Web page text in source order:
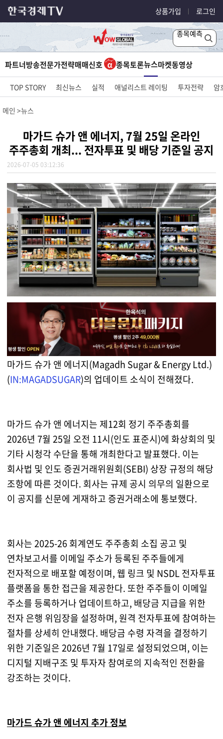
상품가입 로그인
종목예측
파트너방송전문가전략매매신호 종목토론뉴스마켓동영상
TOP STORY 최신뉴스 실적 애널리스트 레이팅 투자전략 암
메인 뉴스
마가드 슈가 앤 에너지, 7월 25일 온라인
주주총회 개최... 전자투표 및 배당 기준일 공지
2026-07-05 03:12:36
마가드 슈가 앤 에너지(Magadh Sugar & Energy Ltd.)
(IN:MAGADSUGAR)의 업데이트 소식이 전해졌다.
마가드 슈가 앤 에너지는 제12회 정기 주주총회를
2026년 7월 25일 오전 11시(인도 표준시)에 화상회의 및
기타 시청각 수단을 통해 개최한다고 발표했다. 이는
회사법 및 인도 증권거래위원회(SEBI) 상장 규정의 해당
조항에 따른 것이다. 회사는 규제 공시 의무의 일환으로
이 공지를 신문에 게재하고 증권거래소에 통보했다.
회사는 2025-26 회계연도 주주총회 소집 공고 및
연차보고서를 이메일 주소가 등록된 주주들에게
전자적으로 배포할 예정이며, 웹 링크 및 NSDL 전자투표
플랫폼을 통한 접근을 제공한다. 또한 주주들이 이메일
주소를 등록하거나 업데이트하고, 배당금 지급을 위한
전자 은행 위임장을 설정하며, 원격 전자투표에 참여하는
절차를 상세히 안내했다. 배당금 수령 자격을 결정하기
위한 기준일은 2026년 7월 17일로 설정되었으며, 이는
디지털 지배구조 및 투자자 참여로의 지속적인 전환을
강조하는 것이다.
마가드 슈가 앤 에너지 추가 정보